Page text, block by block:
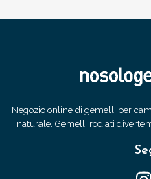
Negozio online di gemelli per
naturale. Gemelli rodiati